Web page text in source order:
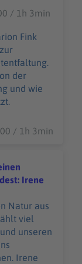
als
/ 1h 3min
Fink
der
und wie
/ 1h 3min
Stil findest:
Irene
Natur aus
viel
unseren
Irene